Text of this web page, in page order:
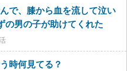
で、膝から血を流して泣い
の男の子が助けてくれた
時何見てる？